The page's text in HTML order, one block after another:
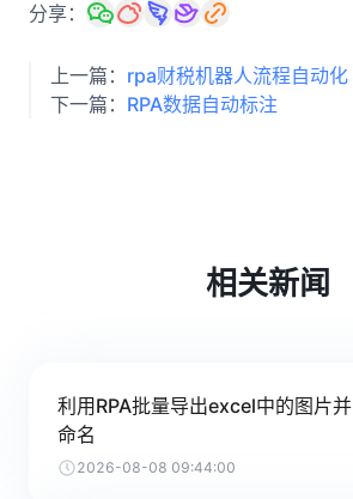
分享：
上一篇： rpa财税机器人流程自动化
下一篇： RPA数据自动标注
相关新闻
利用RPA批量导出excel中的图片并
命名
2026-08-08 09:44:00